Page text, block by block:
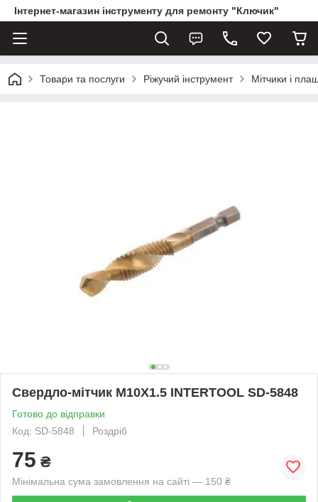
Інтернет-магазин інструменту для ремонту "Ключик"
Товари та послуги Ріжучий інструмент Мітчики і
Свердло-мітчик M10X1.5 INTERTOOL SD-5848
Готово до відправки
Код: SD-5848
Роздріб
75 ₴
Мінімальна сума замовлення на сайті — 150 ₴